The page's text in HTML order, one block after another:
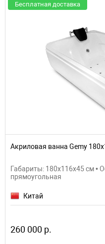
Бесплатная доставка
Акриловая ванна Gemy
Габариты: 180x116x45 см •
прямоугольная
Китай
260 000 р.